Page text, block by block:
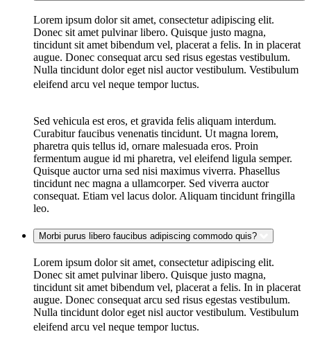
Lorem ipsum dolor sit amet, consectetur adipiscing elit.
Donec sit amet pulvinar libero. Quisque justo magna,
tincidunt sit amet bibendum vel, placerat a felis. In in placerat
augue. Donec consequat arcu sed risus egestas vestibulum.
Nulla tincidunt dolor eget nisl auctor vestibulum. Vestibulum
eleifend arcu vel neque tempor luctus.
Sed vehicula est eros, et gravida felis aliquam interdum.
Curabitur faucibus venenatis tincidunt. Ut magna lorem,
pharetra quis tellus id, ornare malesuada eros. Proin
fermentum augue id mi pharetra, vel eleifend ligula semper.
Quisque auctor urna sed nisi maximus viverra. Phasellus
tincidunt nec magna a ullamcorper. Sed viverra auctor
consequat. Etiam vel lacus dolor. Aliquam tincidunt fringilla
leo.
Morbi purus libero faucibus adipiscing commodo quis?
Lorem ipsum dolor sit amet, consectetur adipiscing elit.
Donec sit amet pulvinar libero. Quisque justo magna,
tincidunt sit amet bibendum vel, placerat a felis. In in placerat
augue. Donec consequat arcu sed risus egestas vestibulum.
Nulla tincidunt dolor eget nisl auctor vestibulum. Vestibulum
eleifend arcu vel neque tempor luctus.